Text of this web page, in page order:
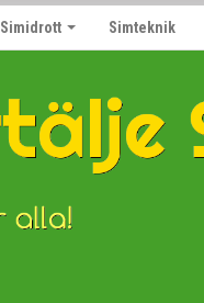
Simidrott Simteknik